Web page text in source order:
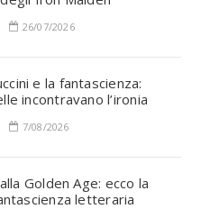
26/07/2026
e la fantascienza:
incontravano l’ironia
7/08/2026
Golden Age: ecco la
letteraria